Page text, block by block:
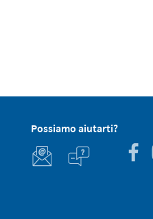
Possiamo aiutarti?